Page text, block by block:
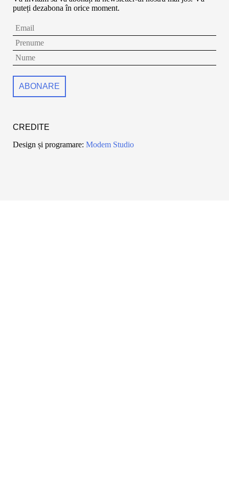
puteți dezabona în orice moment.
CREDITE
Design și programare: Modem Studio